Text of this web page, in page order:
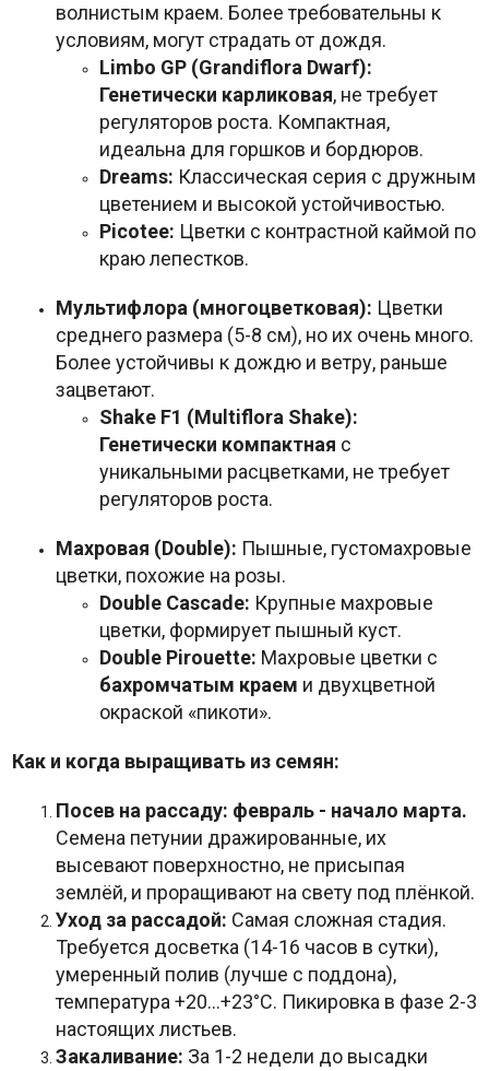
волнистым краем. Более требовательны к
условиям, могут страдать от дождя.
Limbo GP (Grandiflora Dwarf):
Генетически карликовая, не требует
регуляторов роста. Компактная,
идеальна для горшков и бордюров.
Dreams: Классическая серия с дружным
цветением и высокой устойчивостью.
Picotee: Цветки с контрастной каймой по
краю лепестков.
Мультифлора (многоцветковая): Цветки
среднего размера (5-8 см), но их очень много.
Более устойчивы к дождю и ветру, раньше
зацветают.
Shake F1 (Multiflora Shake):
Генетически компактная с
уникальными расцветками, не требует
регуляторов роста.
Махровая (Double): Пышные, густомахровые
цветки, похожие на розы.
Double Cascade: Крупные махровые
цветки, формирует пышный куст.
Double Pirouette: Махровые цветки с
бахромчатым краем и двухцветной
окраской «пикоти».
Как и когда выращивать из семян:
Посев на рассаду: февраль - начало марта.
Семена петунии дражированные, их
высевают поверхностно, не присыпая
землёй, и проращивают на свету под плёнкой.
Уход за рассадой: Самая сложная стадия.
Требуется досветка (14-16 часов в сутки),
умеренный полив (лучше с поддона),
температура +20...+23°C. Пикировка в фазе 2-3
настоящих листьев.
Закаливание: За 1-2 недели до высадки